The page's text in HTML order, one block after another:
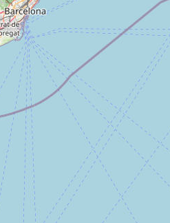
ROCHE-SUR-YON CEDEX
sur
sur
sur
camping 5
Nos campings
Espace revendeur